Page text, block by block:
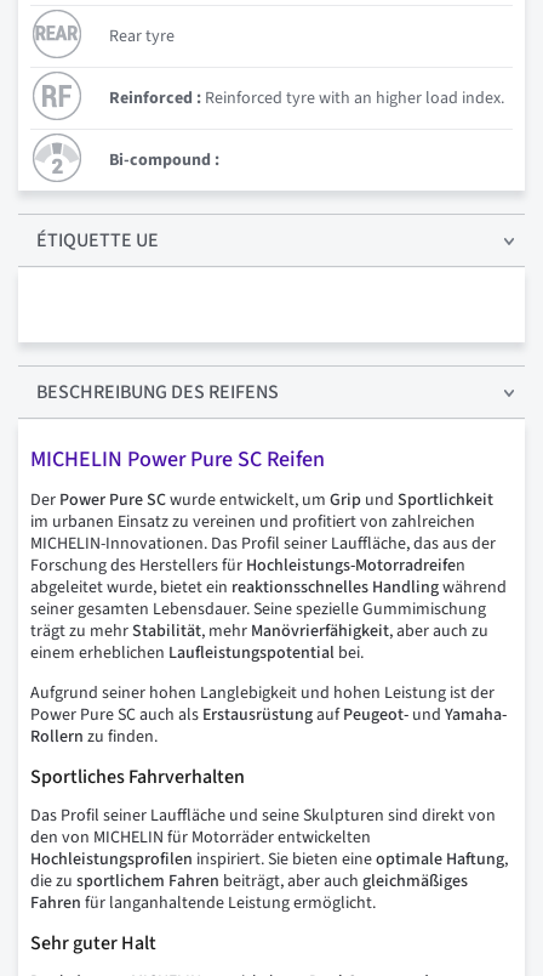
Rear tyre
Reinforced : Reinforced tyre with an higher load index.
Bi-compound :
ÉTIQUETTE UE
BESCHREIBUNG DES REIFENS
MICHELIN Power Pure SC Reifen
Der Power Pure SCwurde entwickelt, um Grip und Sportlichkeit
im urbanen Einsatz zu vereinen und profitiert von zahlreichen
MICHELIN-Innovationen. Das Profil seiner Lauffläche, das aus der
Forschung des Herstellers für Hochleistungs-Motorradreifen
abgeleitet wurde, bietet ein reaktionsschnelles Handlingwährend
seiner gesamten Lebensdauer. Seine spezielle Gummimischung
trägt zu mehrStabilität, mehr Manövrierfähigkeit, aber auch zu
einem erheblichen Laufleistungspotential bei.
Aufgrund seiner hohen Langlebigkeit und hohen Leistung ist der
Power Pure SC auch als ErstausrüstungaufPeugeot- und Yamaha-
Rollern zu finden.
Sportliches Fahrverhalten
Das Profil seiner Lauffläche und seine Skulpturen sind direkt von
den von MICHELIN für Motorräder entwickelten
Hochleistungsprofilen inspiriert. Sie bieten eineoptimale Haftung,
die zu sportlichem Fahren beiträgt, aber auch gleichmäßiges
Fahren für langanhaltende Leistung ermöglicht.
Sehr guter Halt